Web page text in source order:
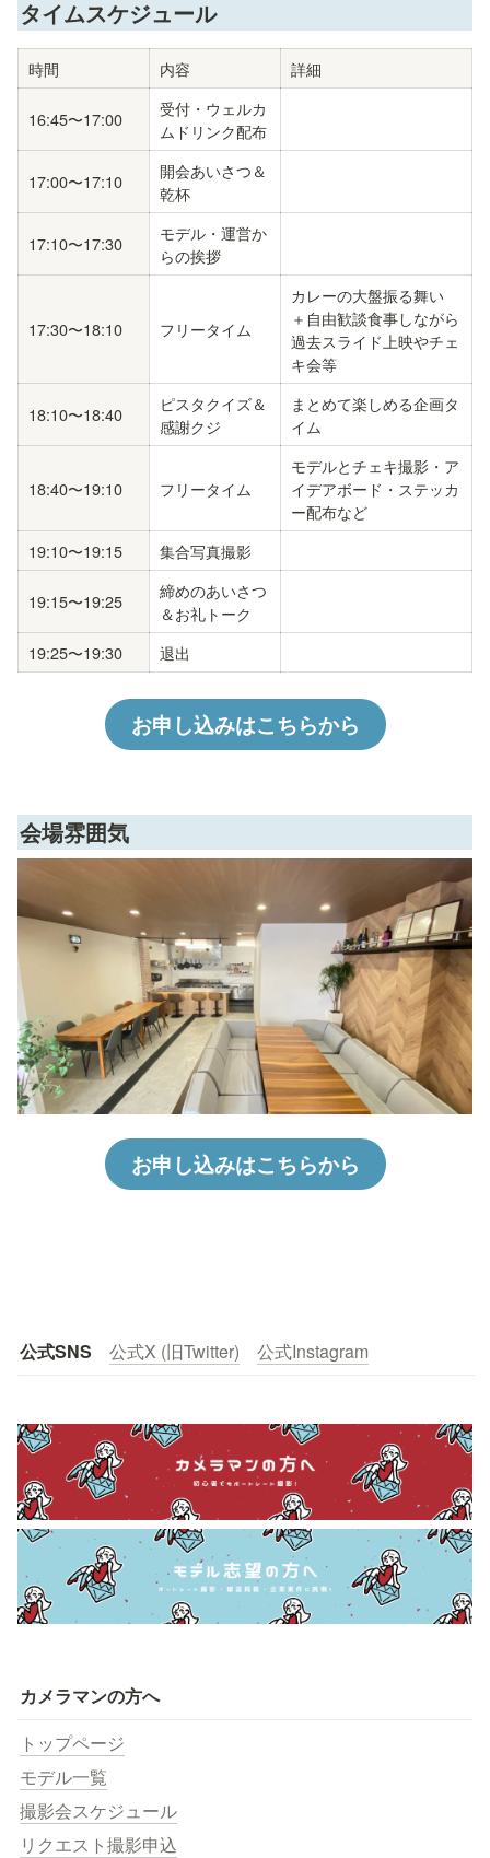
タイムスケジュール
時間 内容 詳細
16:45〜17:00
受付・ウェルカ
ムドリンク配布
17:00〜17:10
開会あいさつ＆
乾杯
17:10〜17:30
モデル・運営か
らの挨拶
17:30〜18:10 フリータイム
カレーの大盤振る舞い
＋自由歓談食事しながら
過去スライド上映やチェ
キ会等
18:10〜18:40
ピスタクイズ＆
感謝クジ
まとめて楽しめる企画タ
イム
18:40〜19:10 フリータイム
モデルとチェキ撮影・ア
イデアボード・ステッカ
ー配布など
19:10〜19:15
集合写真撮影
19:15〜19:25
締めのあいさつ
＆お礼トーク
19:25〜19:30
退出
お申し込みはこちらから
会場雰囲気
お申し込みはこちらから
公式SNS 公式X (旧Twitter) 公式Instagram
カメラマンの方へ
トップページ
モデル一覧
撮影会スケジュール
リクエスト撮影申込